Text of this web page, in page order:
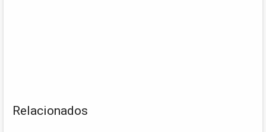
Relacionados